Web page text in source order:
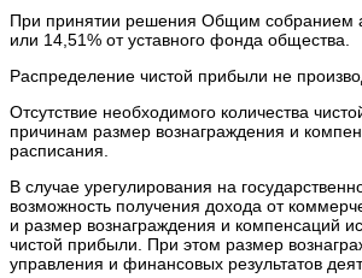
При принятии решения Общим собранием
или 14,51% от уставного фонда общества.
Распределение чистой прибыли не
Отсутствие необходимого количества
причинам размер вознаграждения и
расписания.
В случае урегулирования на
возможность получения дохода от
и размер вознаграждения и компенсаций
чистой прибыли. При этом размер
управления и финансовых результатов